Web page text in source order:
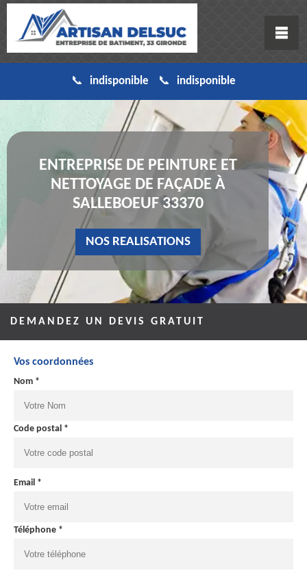
indisponible indisponible
ENTREPRISE DE PEINTURE ET
NETTOYAGE DE FAÇADE À
SALLEBOEUF 33370
NOS REALISATIONS
DEMANDEZ UN DEVIS GRATUIT
Vos coordonnées
Nom *
Code postal *
Email *
Téléphone *